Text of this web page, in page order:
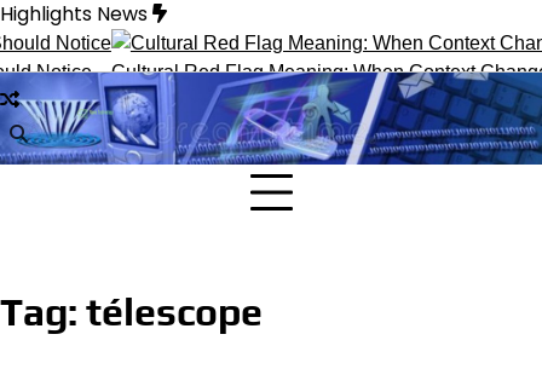
Skip
to
content
Highlights News
Notice Cultural Red Flag Meaning: When Context
Tag: télescope